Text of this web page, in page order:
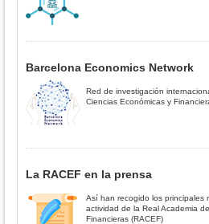
Barcelona Economics Network
Red de investigación
Ciencias Económicas y
La RACEF en la prensa
Así han recogido los principales
actividad de la Real Academia
Financieras (RACEF)